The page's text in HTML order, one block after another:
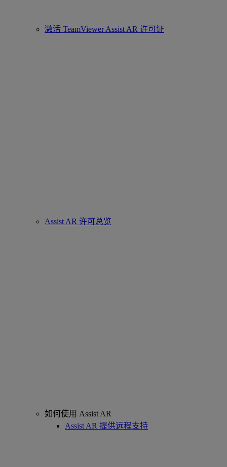
激活 TeamViewer Assist AR 许可证
Assist AR 许可总览
如何使用 Assist AR
Assist AR 提供远程支持